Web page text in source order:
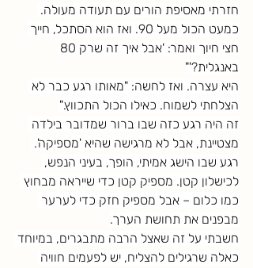
חזרתי מאסיפת הורים עם תעודה מעולה.
כמעט הכול מעל 90. ואז הוא הסתכל, חייך
באנגלית?'"
היא עצרה. ואז לחשה: "מאותו רגע כבר לא
הצלחתי לשמוח. כאילו הכול התכווץ."
זה היה רגע כזה שבו ברור שמדובר בילדה
מצטיינת, אבל לא מרגישה שהיא 'מספיקה'.
רגע שבו הישג אמיתי, הופך, בעיני הנפש,
לכישלון קטן. מספיק קטן כדי שייראה מבחוץ
כמו כלום – אבל מספיק חזק כדי לערער
מבפנים את תחושת הערך.
חשבתי על זה שאצל הרבה מתבגרים, במיוחד
כאלה שרגילים להצליח, יש לפעמים חוויה